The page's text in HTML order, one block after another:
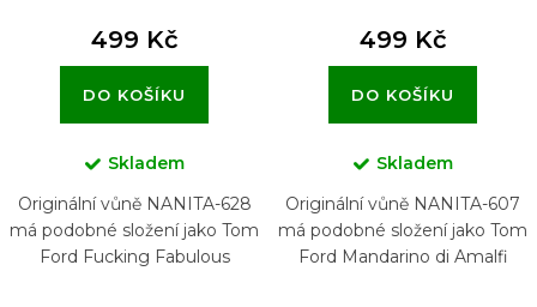
499 Kč
DO KOŠÍKU
Skladem
Originální vůně NANITA-628
má podobné složení jako Tom
Ford Fucking Fabulous
499 Kč
DO KOŠÍKU
Skladem
Originální vůně NANITA-607
má podobné složení jako Tom
Ford Mandarino di Amalfi